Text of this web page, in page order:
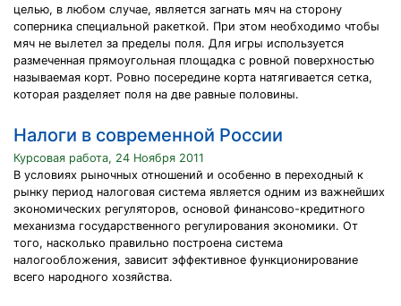
целью, в любом случае, является загнать мяч на сторону
соперника специальной ракеткой. При этом необходимо чтобы
мяч не вылетел за пределы поля. Для игры используется
размеченная прямоугольная площадка с ровной поверхностью
называемая корт. Ровно посередине корта натягивается сетка,
которая разделяет поля на две равные половины.
Налоги в современной России
Курсовая работа, 24 Ноября 2011
В условиях рыночных отношений и особенно в переходный к
рынку период налоговая система является одним из важнейших
экономических регуляторов, основой финансово-кредитного
механизма государственного регулирования экономики. От
того, насколько правильно построена система
налогообложения, зависит эффективное функционирование
всего народного хозяйства.